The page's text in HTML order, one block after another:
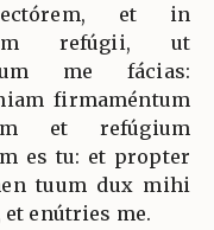
et in
refúgii, ut
me fácias:
firmaméntum
et refúgium
es tu: et propter
tuum dux mihi
et enútries me.